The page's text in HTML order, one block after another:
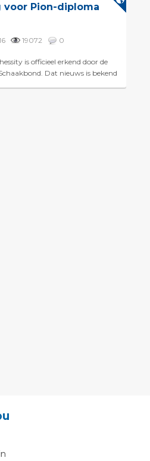
voor Pion-diploma
19072 0
is officieel erkend door de
Dat nieuws is bekend